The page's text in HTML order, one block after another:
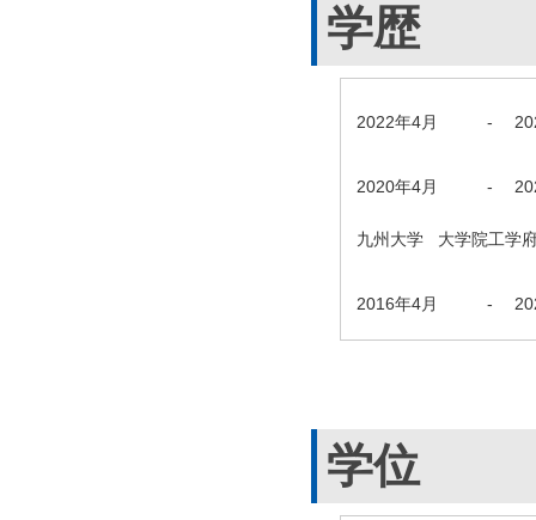
学歴
2022年4月 -
2020年4月 -
九州大学 大学院工学
2016年4月 -
学位